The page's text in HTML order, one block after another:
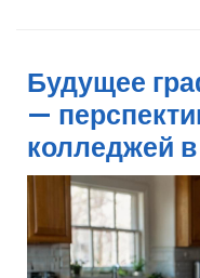
Будущее
—
колледжей